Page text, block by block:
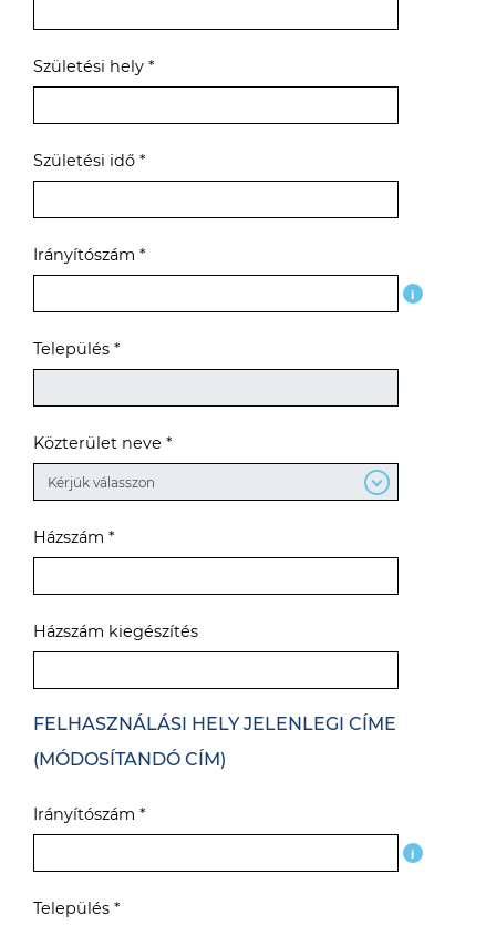
Születési hely *
Születési idő *
Irányítószám *
i
Település *
Közterület neve *
Házszám *
Házszám kiegészítés
FELHASZNÁLÁSI HELY JELENLEGI CÍME
(MÓDOSÍTANDÓ CÍM)
Irányítószám *
i
Település *